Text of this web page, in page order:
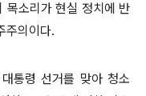
목소리가 현실 정치에 반
주의이다.
통령 선거를 맞아 청소